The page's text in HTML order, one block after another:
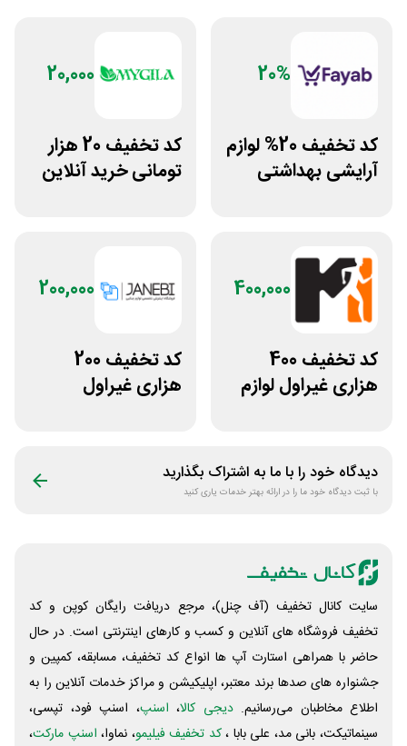
20%
کد تخفیف 20% لوازم
آرایشی بهداشتی
20,000
کد تخفیف 20 هزار
تومانی خرید آنلاین
400,000
کد تخفیف 400
هزاری غیراول لوازم
200,000
کد تخفیف 200
هزاری غیراول
دیدگاه خود را با ما به اشتراک بگذارید
با ثبت دیدگاه خود ما را در ارائه بهتر خدمات یاری کنید
سایت کانال تخفیف (آف چنل)، مرجع دریافت رایگان کوپن و کد
تخفیف فروشگاه های آنلاین و کسب و‌ کارهای اینترنتی است. در حال
حاضر با همراهی استارت آپ ها انواع کد تخفیف، مسابقه، کمپین و
جشنواره های صدها برند معتبر، اپلیکیشن و مراکز خدمات آنلاین را به
اطلاع مخاطبان می‌رسانیم. دیجی کالا، اسنپ، اسنپ فود، تپسی،
سینماتیکت، بانی مد، علی‌ بابا ،کد تخفیف فیلیمو، نماوا، اسنپ مارکت،